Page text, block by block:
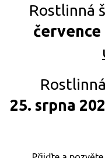
Rostlinná
července
25. srpna